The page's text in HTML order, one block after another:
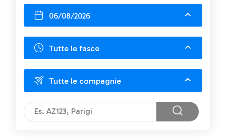
06/08/2026
Tutte le fasce
Tutte le compagnie